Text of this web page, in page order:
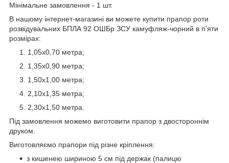
Мінімальне замовлення - 1 шт.
В нашому інтернет-магазині ви можете купити прапор роти
розвідувальних БПЛА 92 ОШБр ЗСУ камуфляж-чорний в п'яти
розмірах:
1,05х0,70 метра;
1,35х0,90 метра;
1,50х1,00 метра;
2,10х1,35 метра;
2,30х1,50 метра.
Під замовлення можемо виготовити прапор з двостороннім
друком.
Виготовляємо прапори під різне кріплення:
з кишенею шириною 5 см під держак (палицю